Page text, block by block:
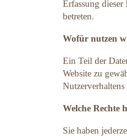
Erfassung dieser
betreten.
Wofür nutzen
Ein Teil der
Website zu
Welche Rechte
Sie haben